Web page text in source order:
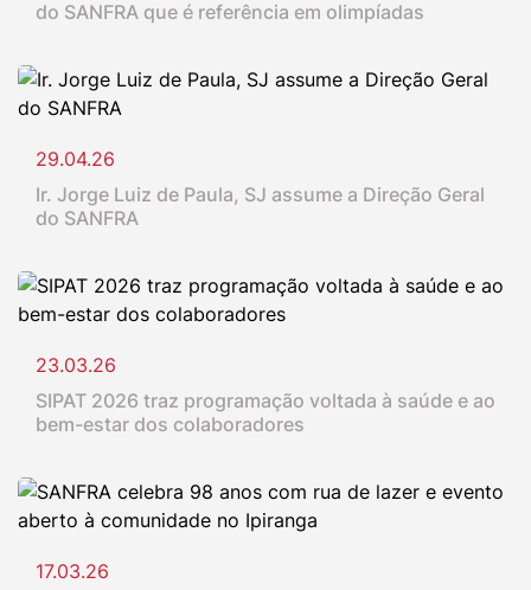
do SANFRA que é referência em olimpíadas
29.04.26
Ir. Jorge Luiz de Paula, SJ assume a Direção Geral
do SANFRA
23.03.26
SIPAT 2026 traz programação voltada à saúde e ao
bem-estar dos colaboradores
17.03.26